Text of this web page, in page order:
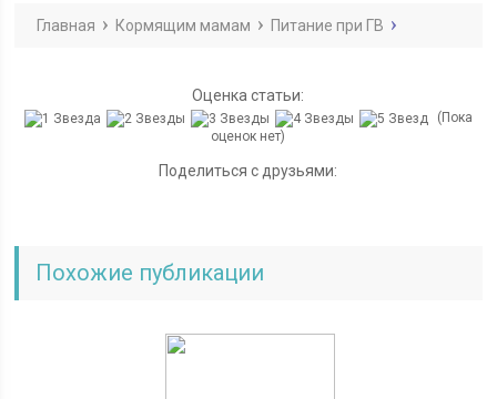
Главная Кормящим мамам Питание при ГВ
Оценка статьи:
(Пока
оценок нет)
Поделиться с друзьями:
Похожие публикации